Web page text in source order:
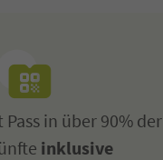
in über 90% der
inklusive